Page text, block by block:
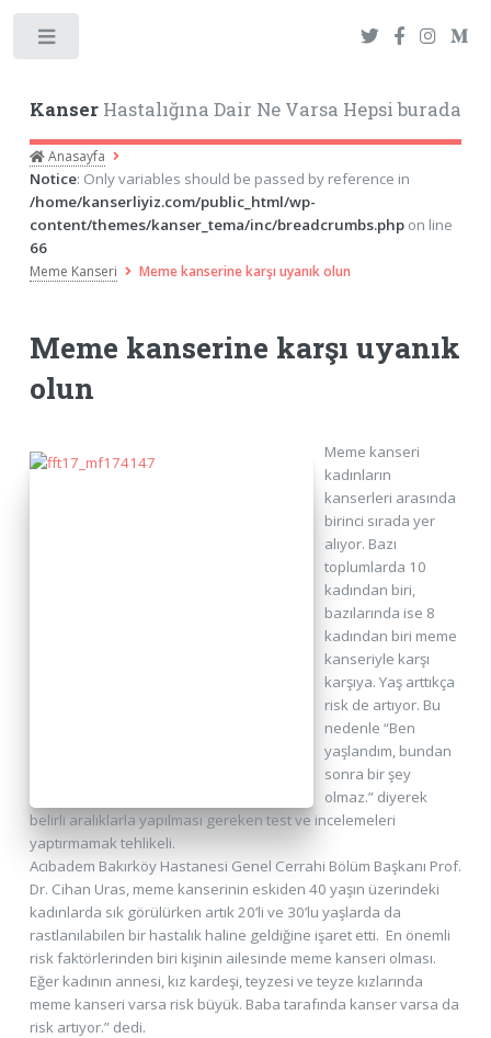
KanserHastalığına Dair Ne Varsa Hepsi burada
Anasayfa
Notice: Only variables should be passed by reference in
/home/kanserliyiz.com/public_html/wp-
content/themes/kanser_tema/inc/breadcrumbs.phpon line
66
Meme Kanseri Meme kanserine karşı uyanık olun
Meme kanserine karşı uyanık
olun
Meme kanseri
kadınların
kanserleri arasında
birinci sırada yer
alıyor. Bazı
toplumlarda 10
kadından biri,
bazılarında ise 8
kadından biri meme
kanseriyle karşı
karşıya. Yaş arttıkça
risk de artıyor. Bu
nedenle “Ben
yaşlandım, bundan
sonra bir şey
olmaz.” diyerek
belirli aralıklarla yapılması gereken test ve incelemeleri
yaptırmamak tehlikeli.
Acıbadem Bakırköy Hastanesi Genel Cerrahi Bölüm Başkanı Prof.
Dr. Cihan Uras, meme kanserinin eskiden 40 yaşın üzerindeki
kadınlarda sık görülürken artık 20’li ve 30’lu yaşlarda da
rastlanılabilen bir hastalık haline geldiğine işaret etti. En önemli
risk faktörlerinden biri kişinin ailesinde meme kanseri olması.
Eğer kadının annesi, kız kardeşi, teyzesi ve teyze kızlarında
meme kanseri varsa risk büyük. Baba tarafında kanser varsa da
risk artıyor.” dedi.